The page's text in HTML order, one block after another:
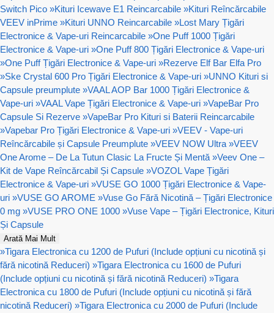
Switch Pico »Kituri Icewave E1 Reincarcabile »Kituri Reîncărcabile
VEEV inPrime »Kituri UNNO Reincarcabile »Lost Mary Țigări
Electronice & Vape-uri Reincarcabile »One Puff 1000 Țigări
Electronice & Vape-uri »One Puff 800 Țigări Electronice & Vape-uri
»One Puff Țigări Electronice & Vape-uri »Rezerve Elf Bar Elfa Pro
»Ske Crystal 600 Pro Țigări Electronice & Vape-uri »UNNO Kituri si
Capsule preumplute »VAAL AOP Bar 1000 Țigări Electronice &
Vape-uri »VAAL Vape Țigări Electronice & Vape-uri »VapeBar Pro
Capsule Si Rezerve »VapeBar Pro Kituri si Baterii Reincarcabile
»Vapebar Pro Țigări Electronice & Vape-uri »VEEV - Vape-uri
Reîncărcabile și Capsule Preumplute »VEEV NOW Ultra »VEEV
One Arome – De La Tutun Clasic La Fructe Și Mentă »Veev One –
Kit de Vape Reîncărcabil Și Capsule »VOZOL Vape Țigări
Electronice & Vape-uri »VUSE GO 1000 Țigări Electronice & Vape-
uri »VUSE GO AROME »Vuse Go Fără Nicotină – Țigări Electronice
0 mg »VUSE PRO ONE 1000 »Vuse Vape – Țigări Electronice, Kituri
Și Capsule
Arată Mai Mult
»Tigara Electronica cu 1200 de Pufuri (Include opțiuni cu nicotină și
fără nicotină Reduceri) »Tigara Electronica cu 1600 de Pufuri
(Include opțiuni cu nicotină și fără nicotină Reduceri) »Tigara
Electronica cu 1800 de Pufuri (Include opțiuni cu nicotină și fără
nicotină Reduceri) »Tigara Electronica cu 2000 de Pufuri (Include